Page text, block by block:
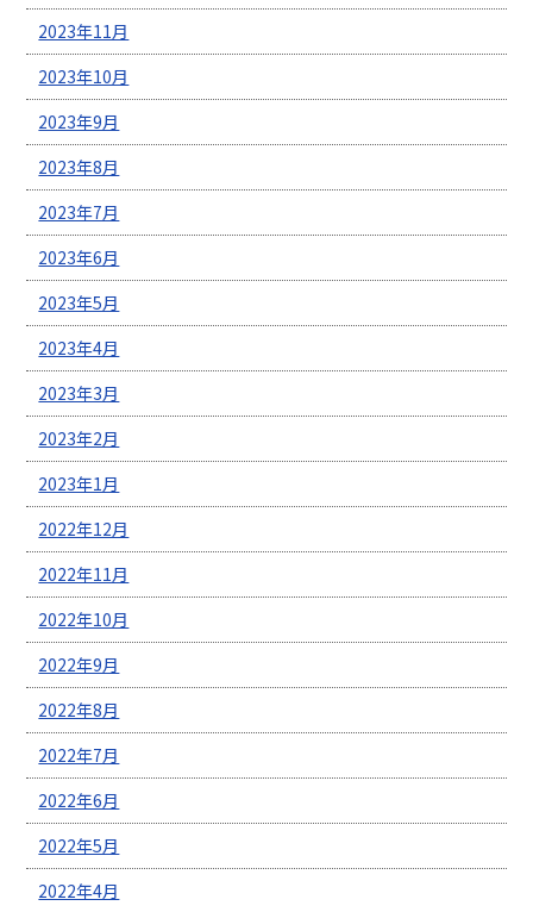
2023年11月
2023年10月
2023年9月
2023年8月
2023年7月
2023年6月
2023年5月
2023年4月
2023年3月
2023年2月
2023年1月
2022年12月
2022年11月
2022年10月
2022年9月
2022年8月
2022年7月
2022年6月
2022年5月
2022年4月